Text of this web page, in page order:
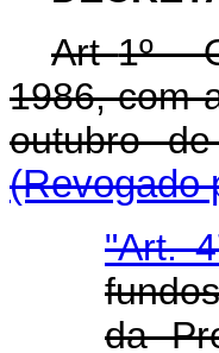
Art 1º -
1986, com
outubro
(Revogado
"Art.
da